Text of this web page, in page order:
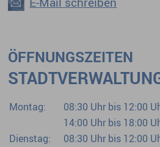
ÖFFNUNGSZEITEN
Montag:
08:30 Uhr bis 12:00
14:00 Uhr bis 18:00
Dienstag:
08:30 Uhr bis 12:00